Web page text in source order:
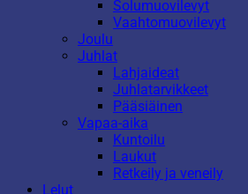
Solumuovilevyt
Vaahtomuovilevyt
Joulu
Juhlat
Lahjaideat
Juhlatarvikkeet
Pääsiäinen
Vapaa-aika
Kuntoilu
Laukut
Retkeily ja veneily
Lelut